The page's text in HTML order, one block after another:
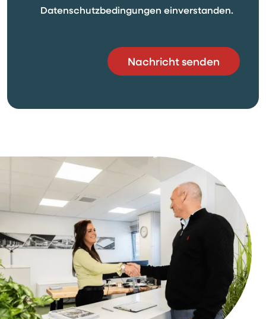
Datenschutzbedingungen einverstanden.
Nachricht senden